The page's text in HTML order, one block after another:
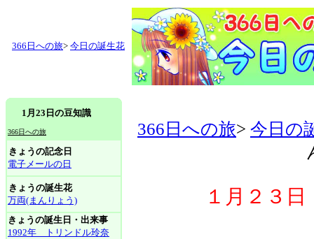
366日への旅> 今日の誕生花
1月23日の豆知識
366日への旅
きょうの記念日
電子メールの日
きょうの誕生花
万両(まんりょう)
きょうの誕生日・出来事
1992年 トリンドル玲奈
366日への旅> 今日の
１月２３